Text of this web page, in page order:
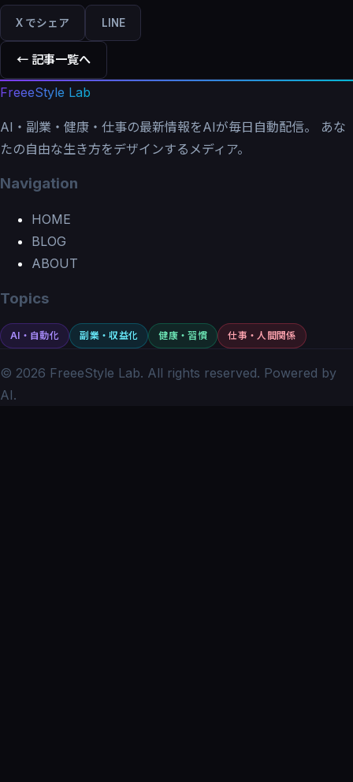
X でシェア LINE
← 記事一覧へ
FreeeStyle Lab
AI・副業・健康・仕事の最新情報をAIが毎日自動配信。 あな
たの自由な生き方をデザインするメディア。
Navigation
HOME
BLOG
ABOUT
Topics
AI・自動化 副業・収益化 健康・習慣 仕事・人間関係
© 2026 FreeeStyle Lab. All rights reserved. Powered by
AI.